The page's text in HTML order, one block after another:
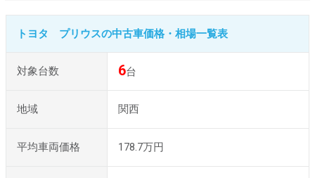
トヨタ プリウスの中古車価格・相場一覧表
対象台数 6台
地域 関西
平均車両価格 178.7万円